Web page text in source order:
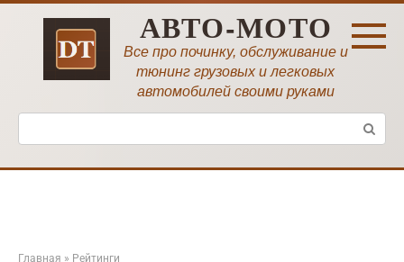
Перейти
АВТО-МОТО
Все про починку, обслуживание и
тюнинг грузовых и легковых
автомобилей своими руками
Поиск:
Главная » Рейтинги